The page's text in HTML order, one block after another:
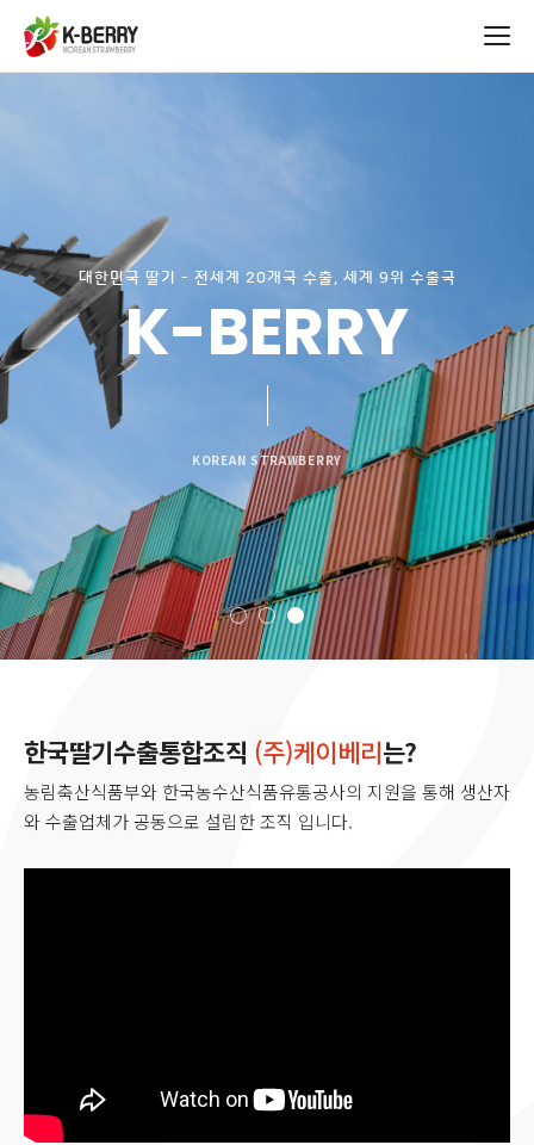
대한민국 딸기 - 전세계 20개국 수출, 세계 9위 수출국
K-BERRY
KOREAN STRAWBERRY
한국딸기수출통합조직 (주)케이베리는?
농림축산식품부와 한국농수산식품유통공사의 지원을 통해 생산자
와 수출업체가 공동으로 설립한 조직 입니다.